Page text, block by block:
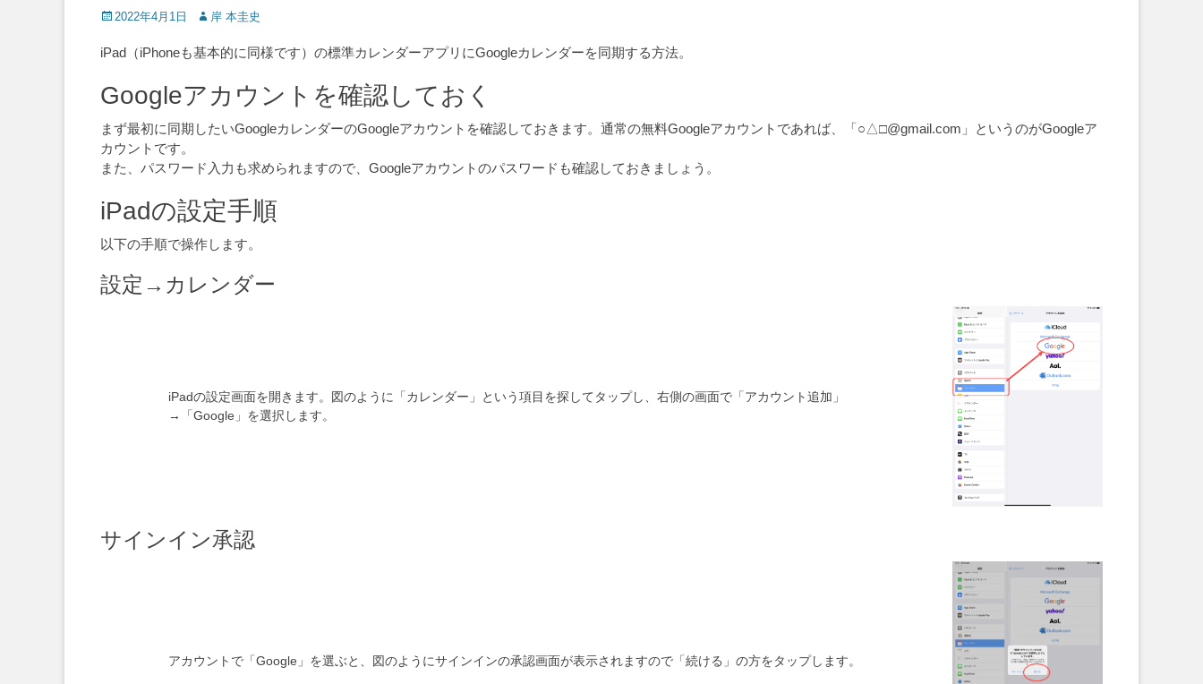
Posted
2022年4月1日 Author
岸 本圭史
iPad（iPhoneも基本的に同様です）の標準カレンダーアプリにGoogleカレンダーを同期する方法。
Googleアカウントを確認しておく
まず最初に同期したいGoogleカレンダーのGoogleアカウントを確認しておきます。通常の無料Googleアカウントであれば、「○△□@gmail.com」というのがGoogleア
カウントです。
また、パスワード入力も求められますので、Googleアカウントのパスワードも確認しておきましょう。
iPadの設定手順
以下の手順で操作します。
設定→カレンダー
iPadの設定画面を開きます。図のように「カレンダー」という項目を探してタップし、右側の画面で「アカウント追加」
→「Google」を選択します。
サインイン承認
アカウントで「Google」を選ぶと、図のようにサインインの承認画面が表示されますので「続ける」の方をタップします。